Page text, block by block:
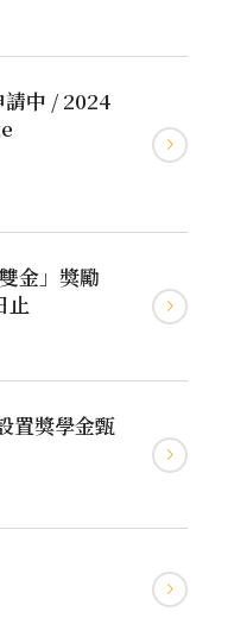
請中 / 2024
金」獎勵
止
置獎學金甄